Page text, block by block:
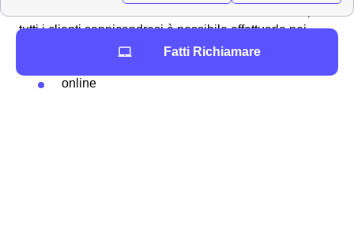
tutti i clienti sannicandresi è possibile effettuarla nei
online
Fatti Richiamare